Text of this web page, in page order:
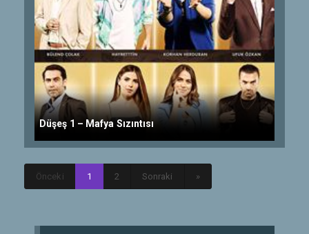
Düşeş 1 – Mafya Sızıntısı
Önceki 1 2 Sonraki »